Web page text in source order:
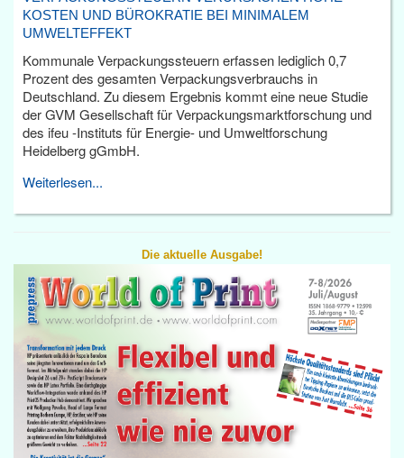
KOSTEN UND BÜROKRATIE BEI MINIMALEM
UMWELTEFFEKT
Kommunale Verpackungssteuern erfassen lediglich 0,7
Prozent des gesamten Verpackungsverbrauchs in
Deutschland. Zu diesem Ergebnis kommt eine neue Studie
der GVM Gesellschaft für Verpackungsmarktforschung und
des ifeu -Instituts für Energie- und Umweltforschung
Heidelberg gGmbH.
Weiterlesen...
Die aktuelle Ausgabe!